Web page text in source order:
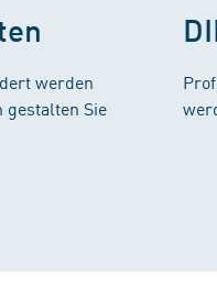
werden
gestalten Sie